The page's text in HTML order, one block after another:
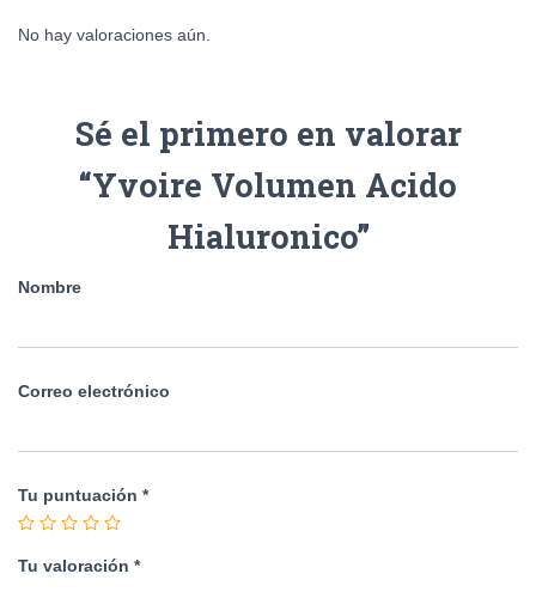
No hay valoraciones aún.
Sé el primero en valorar
“Yvoire Volumen Acido
Hialuronico”
Nombre
Correo electrónico
Tu puntuación *
Tu valoración *